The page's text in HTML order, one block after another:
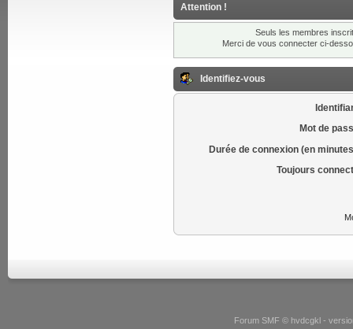
Attention !
Seuls les membres
Merci de vous connecter ci-
Identifiez-vous
Mot de
Durée de connexion (en
Toujours
Forum SMF © hvdcgkl -